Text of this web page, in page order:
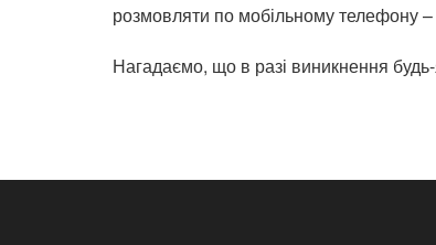
розмовляти по мобільному телефону
Нагадаємо, що в разі виникнення